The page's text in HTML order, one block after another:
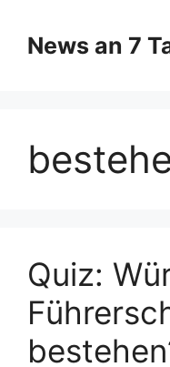
Inhalt
springen
News an 7
Quiz: